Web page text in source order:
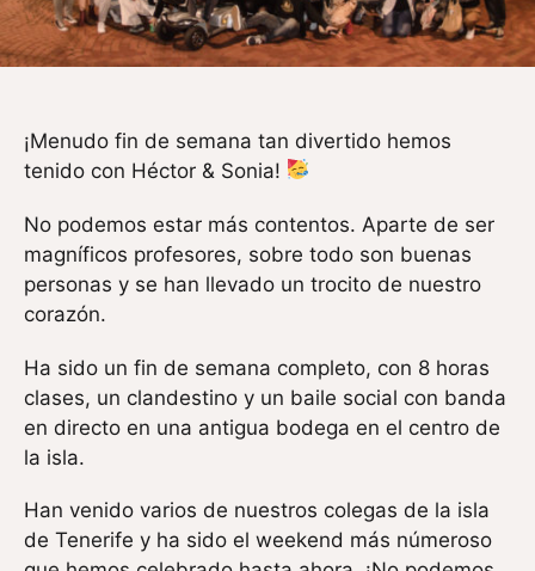
¡Menudo fin de semana tan divertido hemos
tenido con Héctor & Sonia!
No podemos estar más contentos. Aparte de ser
magníficos profesores, sobre todo son buenas
personas y se han llevado un trocito de nuestro
corazón.
Ha sido un fin de semana completo, con 8 horas
clases, un clandestino y un baile social con banda
en directo en una antigua bodega en el centro de
la isla.
Han venido varios de nuestros colegas de la isla
de Tenerife y ha sido el weekend más númeroso